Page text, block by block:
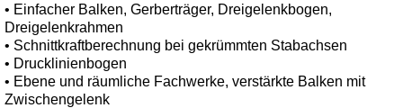
• Einfacher Balken, Gerberträger, Dreigelenkbogen,
Dreigelenkrahmen
• Schnittkraftberechnung bei gekrümmten Stabachsen
• Drucklinienbogen
• Ebene und räumliche Fachwerke, verstärkte Balken mit
Zwischengelenk